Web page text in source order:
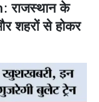
के
शहरों से होकर